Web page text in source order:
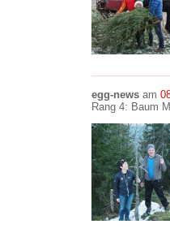
egg-news am
Rang 4: Baum